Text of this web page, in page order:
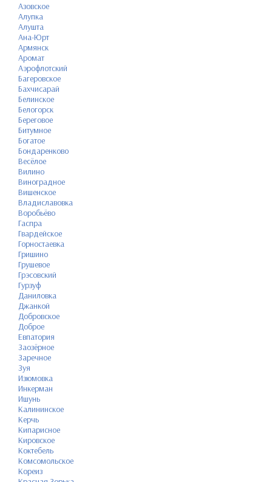
Азовское
Алупка
Алушта
Ана-Юрт
Армянск
Аромат
Аэрофлотский
Багеровское
Бахчисарай
Белинское
Белогорск
Береговое
Битумное
Богатое
Бондаренково
Весёлое
Вилино
Виноградное
Вишенское
Владиславовка
Воробьёво
Гаспра
Гвардейское
Горностаевка
Гришино
Грушевое
Грэсовский
Гурзуф
Даниловка
Джанкой
Добровское
Доброе
Евпатория
Заозёрное
Заречное
Зуя
Изюмовка
Инкерман
Ишунь
Калининское
Керчь
Кипарисное
Кировское
Коктебель
Комсомольское
Кореиз